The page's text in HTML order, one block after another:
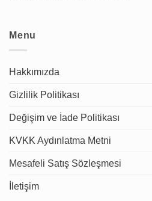
Menu
Hakkımızda
Gizlilik Politikası
Değişim ve İade Politikası
KVKK Aydınlatma Metni
Mesafeli Satış Sözleşmesi
İletişim